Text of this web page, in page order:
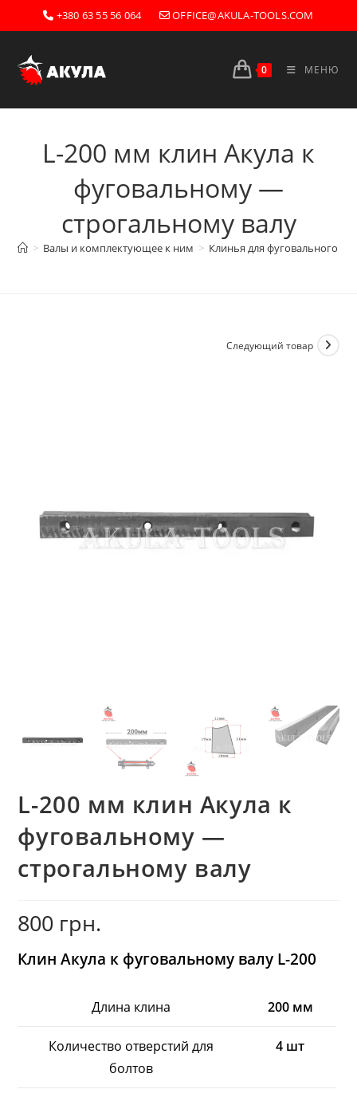
Перейти
к
+380 63 55 56 064 OFFICE@AKULA-TOOLS.COM
0 МЕНЮ
L-200 мм клин Акула к
фуговальному —
строгальному валу
> Валы и комплектующее к ним > Клинья для фуговального
Следующий товар
L-200 мм клин Акула к
фуговальному —
строгальному валу
800 грн.
Клин Акула к фуговальному валу L-200
Длина клина 200 мм
Количество отверстий для
болтов
4 шт